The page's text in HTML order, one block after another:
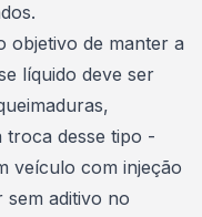
objetivo de manter a
líquido deve ser
desse tipo -
veículo com injeção
aditivo no